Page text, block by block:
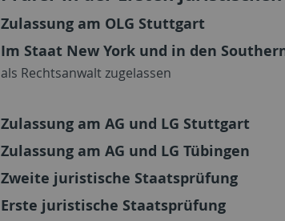
Zulassung am OLG Stuttgart
Im Staat New York und in den
als Rechtsanwalt zugelassen
Zulassung am AG und LG Stuttgart
Zulassung am AG und LG Tübingen
Zweite juristische Staatsprüfung
Erste juristische Staatsprüfung